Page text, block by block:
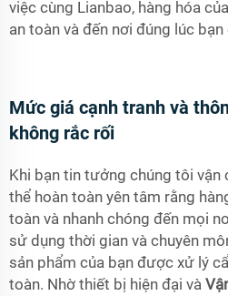
việc cùng Lianbao, hàng hóa
an toàn và đến nơi đúng lúc bạn
Mức giá cạnh tranh và
không rắc rối
Khi bạn tin tưởng chúng tôi vận
thể hoàn toàn yên tâm rằng
toàn và nhanh chóng đến mọi
sử dụng thời gian và chuyên
sản phẩm của bạn được xử lý
toàn. Nhờ thiết bị hiện đại và